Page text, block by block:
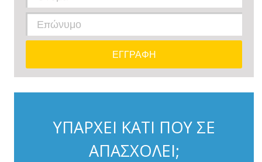
ΥΠΑΡΧΕΙ ΚΑΤΙ ΠΟΥ ΣΕ
ΑΠΑΣΧΟΛΕΙ;